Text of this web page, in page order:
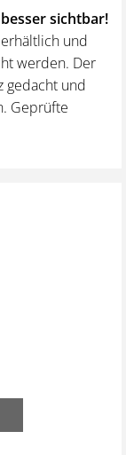
sichtbar!
und
werden. Der
gedacht und
Geprüfte